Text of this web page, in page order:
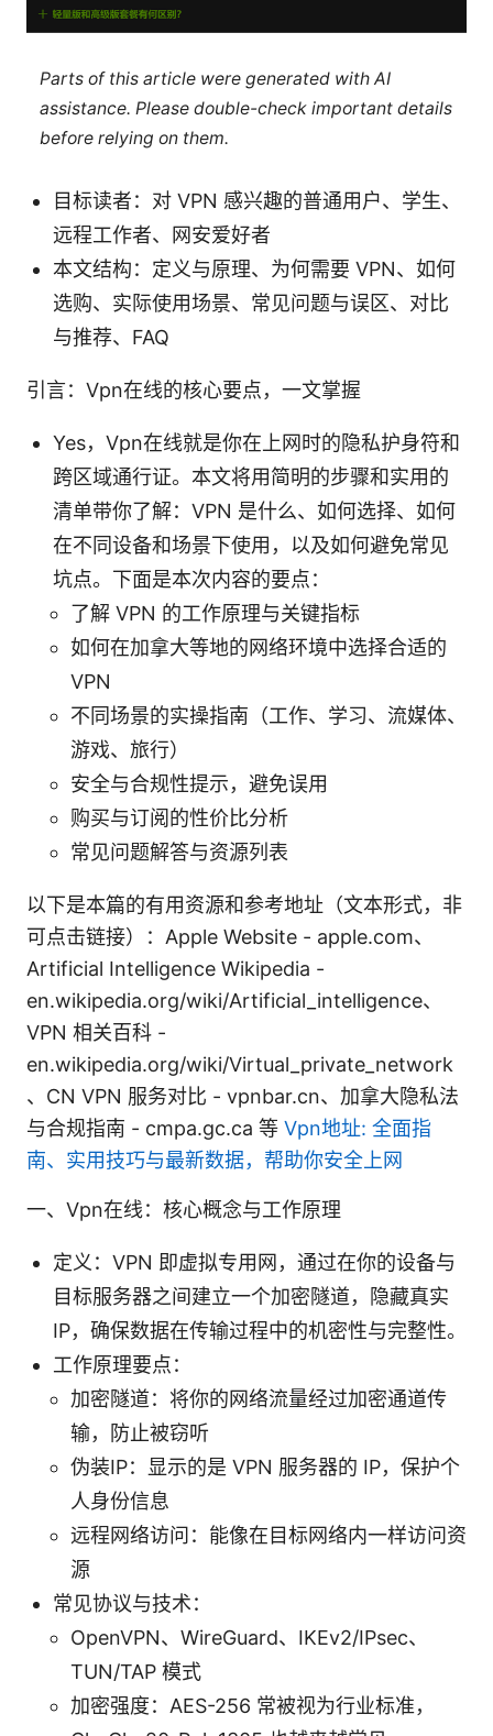
Parts of this article were generated with AI
assistance. Please double-check important details
before relying on them.
目标读者：对 VPN 感兴趣的普通用户、学生、
远程工作者、网安爱好者
本文结构：定义与原理、为何需要 VPN、如何
选购、实际使用场景、常见问题与误区、对比
与推荐、FAQ
引言：Vpn在线的核心要点，一文掌握
Yes，Vpn在线就是你在上网时的隐私护身符和
跨区域通行证。本文将用简明的步骤和实用的
清单带你了解：VPN 是什么、如何选择、如何
在不同设备和场景下使用，以及如何避免常见
坑点。下面是本次内容的要点：
了解 VPN 的工作原理与关键指标
如何在加拿大等地的网络环境中选择合适的
VPN
不同场景的实操指南（工作、学习、流媒体、
游戏、旅行）
安全与合规性提示，避免误用
购买与订阅的性价比分析
常见问题解答与资源列表
以下是本篇的有用资源和参考地址（文本形式，非
可点击链接）：Apple Website - apple.com、
Artificial Intelligence Wikipedia -
en.wikipedia.org/wiki/Artificial_intelligence、
VPN 相关百科 -
en.wikipedia.org/wiki/Virtual_private_network
、CN VPN 服务对比 - vpnbar.cn、加拿大隐私法
与合规指南 - cmpa.gc.ca 等 Vpn地址: 全面指
南、实用技巧与最新数据，帮助你安全上网
一、Vpn在线：核心概念与工作原理
定义：VPN 即虚拟专用网，通过在你的设备与
目标服务器之间建立一个加密隧道，隐藏真实
IP，确保数据在传输过程中的机密性与完整性。
工作原理要点：
加密隧道：将你的网络流量经过加密通道传
输，防止被窃听
伪装IP：显示的是 VPN 服务器的 IP，保护个
人身份信息
远程网络访问：能像在目标网络内一样访问资
源
常见协议与技术：
OpenVPN、WireGuard、IKEv2/IPsec、
TUN/TAP 模式
加密强度：AES-256 常被视为行业标准，